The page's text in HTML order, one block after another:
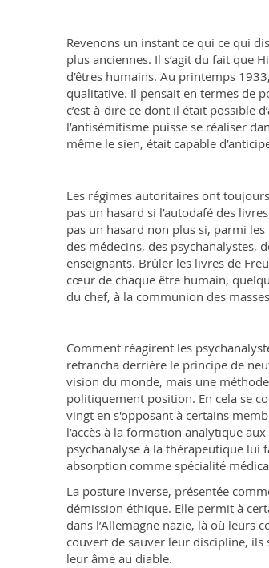
Revenons un instant ce qui ce qui
plus anciennes. Il s’agit du fait que
d’êtres humains. Au printemps
qualitative. Il pensait en termes de
c’est-à-dire ce dont il était possible
l’antisémitisme puisse se réaliser
même le sien, était capable
Les régimes autoritaires ont
pas un hasard si l’autodafé des
pas un hasard non plus si, parmi
des médecins, des psychanalystes,
enseignants. Brûler les livres de
cœur de chaque être humain,
du chef, à la communion des
Comment réagirent les
retrancha derrière le principe de
vision du monde, mais une
politiquement position. En cela se
vingt en s'opposant à certains
l’accès à la formation analytique
psychanalyse à la thérapeutique lui
absorption comme spécialité
La posture inverse, présentée
démission éthique. Elle permit à
dans l’Allemagne nazie, là où leurs
couvert de sauver leur discipline,
leur âme au diable.